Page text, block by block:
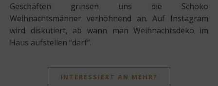
Geschäften grinsen uns die Schoko
Weihnachtsmänner verhöhnend an. Auf Instagram
wird diskutiert, ab wann man Weihnachtsdeko im
Haus aufstellen “darf”.
INTERESSIERT AN MEHR?